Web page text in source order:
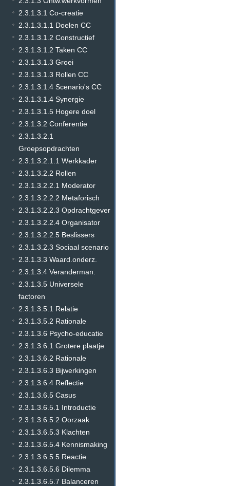
2.3.1.3.1 Co-creatie
2.3.1.3.1.1 Doelen CC
2.3.1.3.1.2 Constructief
2.3.1.3.1.2 Taken CC
2.3.1.3.1.3 Groei
2.3.1.3.1.3 Rollen CC
2.3.1.3.1.4 Scenario's CC
2.3.1.3.1.4 Synergie
2.3.1.3.1.5 Hogere doel
2.3.1.3.2 Conferentie
2.3.1.3.2.1
Groepsopdrachten
2.3.1.3.2.1.1 Werkkader
2.3.1.3.2.2 Rollen
2.3.1.3.2.2.1 Moderator
2.3.1.3.2.2.2 Metaforisch
2.3.1.3.2.2.3 Opdrachtgever
2.3.1.3.2.2.4 Organisator
2.3.1.3.2.2.5 Beslissers
2.3.1.3.2.3 Sociaal scenario
2.3.1.3.3 Waard.onderz.
2.3.1.3.4 Veranderman.
2.3.1.3.5 Universele
factoren
2.3.1.3.5.1 Relatie
2.3.1.3.5.2 Rationale
2.3.1.3.6 Psycho-educatie
2.3.1.3.6.1 Grotere plaatje
2.3.1.3.6.2 Rationale
2.3.1.3.6.3 Bijwerkingen
2.3.1.3.6.4 Reflectie
2.3.1.3.6.5 Casus
2.3.1.3.6.5.1 Introductie
2.3.1.3.6.5.2 Oorzaak
2.3.1.3.6.5.3 Klachten
2.3.1.3.6.5.4 Kennismaking
2.3.1.3.6.5.5 Reactie
2.3.1.3.6.5.6 Dilemma
2.3.1.3.6.5.7 Balanceren